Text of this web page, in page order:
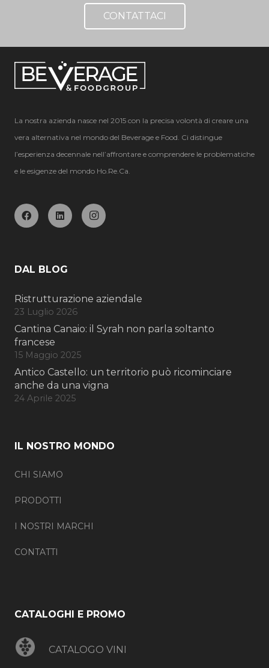
CONTATTACI
La nostra azienda nasce nel 2015 con la precisa volontà di creare una
vera alternativa nel mondo del Beverage e Food. Ci distingue
l’esperienza decennale nell’affrontare e comprendere le problematiche
e le esigenze del mondo Ho.Re.Ca.
DAL BLOG
Ristrutturazione aziendale
23 Luglio 2026
Cantina Canaio: il Syrah non parla soltanto
francese
15 Maggio 2025
Antico Castello: un territorio può ricominciare
anche da una vigna
24 Aprile 2025
IL NOSTRO MONDO
CHI SIAMO
PRODOTTI
I NOSTRI MARCHI
CONTATTI
CATALOGHI E PROMO
CATALOGO VINI